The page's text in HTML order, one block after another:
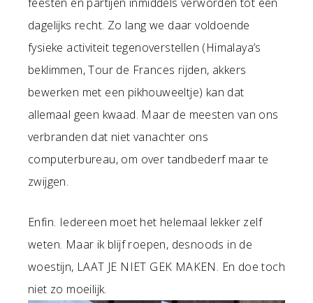
dagelijks recht. Zo lang we daar voldoende
fysieke activiteit tegenoverstellen (Himalaya’s
beklimmen, Tour de Frances rijden, akkers
bewerken met een pikhouweeltje) kan dat
allemaal geen kwaad. Maar de meesten van ons
verbranden dat niet vanachter ons
computerbureau, om over tandbederf maar te
zwijgen.
Enfin. Iedereen moet het helemaal lekker zelf
weten. Maar ik blijf roepen, desnoods in de
woestijn, LAAT JE NIET GEK MAKEN. En doe toch
niet zo moeilijk.